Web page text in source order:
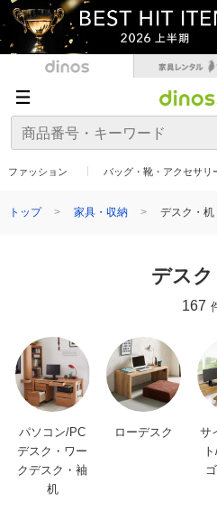
ファッション バッグ・靴・アクセサリ
トップ 家具・収納 デスク・机
デスク
167
パソコン/PC
デスク・ワー
クデスク・袖
机
ローデスク
サ